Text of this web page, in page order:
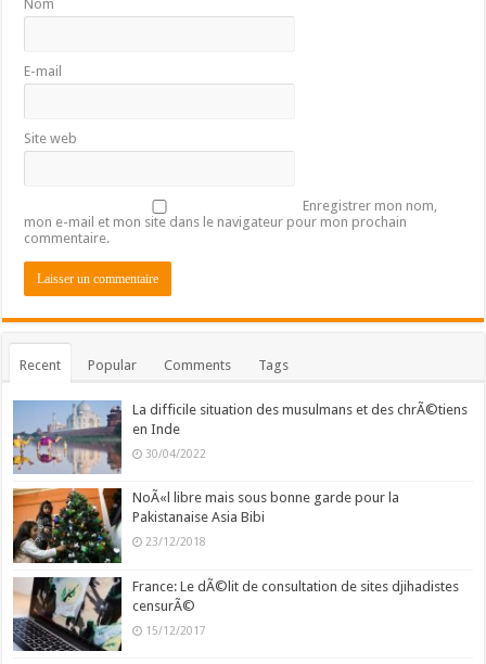
Nom
E-mail
Site web
Enregistrer mon nom,
mon e-mail et mon site dans le navigateur pour mon prochain
commentaire.
Recent Popular Comments Tags
La difficile situation des musulmans et des chrÃ©tiens
en Inde
30/04/2022
NoÃ«l libre mais sous bonne garde pour la
Pakistanaise Asia Bibi
23/12/2018
France: Le dÃ©lit de consultation de sites djihadistes
censurÃ©
15/12/2017